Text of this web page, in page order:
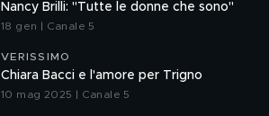
Nancy Brilli: "Tutte le donne che sono"
18 gen | Canale 5
VERISSIMO
Chiara Bacci e l'amore per Trigno
10 mag 2025 | Canale 5